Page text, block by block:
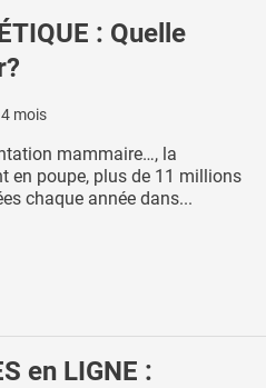
: Quelle
mois
mammaire…, la
en poupe, plus de 11 millions
chaque année dans...
en LIGNE :